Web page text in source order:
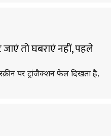
तो घबराएं नहीं, पहले
पर ट्रांजैक्शन फेल दिखता है,